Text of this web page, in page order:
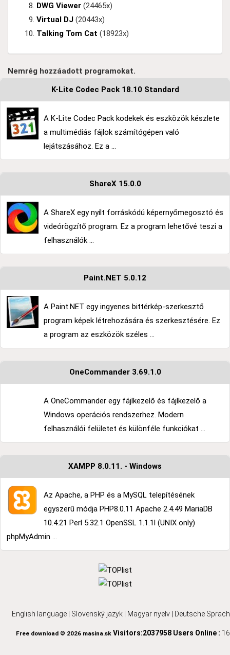
DWG Viewer (24465x)
Virtual DJ (20443x)
Talking Tom Cat (18923x)
Nemrég hozzáadott programokat.
K-Lite Codec Pack 18.10 Standard
A K-Lite Codec Pack kodekek és eszközök készlete
a multimédiás fájlok számítógépen való
lejátszásához. Ez a ...
ShareX 15.0.0
A ShareX egy nyílt forráskódú képernyőmegosztó és
videórögzítő program. Ez a program lehetővé teszi a
felhasználók ...
Paint.NET 5.0.12
A Paint.NET egy ingyenes bittérkép-szerkesztő
program képek létrehozására és szerkesztésére. Ez
a program az eszközök széles ...
OneCommander 3.69.1.0
A OneCommander egy fájlkezelő és fájlkezelő a
Windows operációs rendszerhez. Modern
felhasználói felületet és különféle funkciókat ...
XAMPP 8.0.11. - Windows
Az Apache, a PHP és a MySQL telepítésének
egyszerű módja PHP8.0.11 Apache 2.4.49 MariaDB
10.4.21 Perl 5.32.1 OpenSSL 1.1.1l (UNIX only)
phpMyAdmin ...
English language Slovenský jazyk Magyar nyelv Deutsche
Free download © 2026 masina.skVisitors:2037958 Users Online : 16